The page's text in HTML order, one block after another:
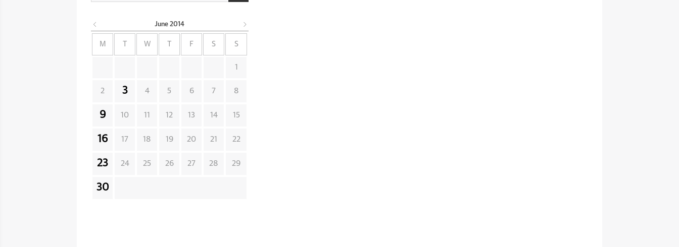
June 2014
M W F S S
1
2 3 4 5 6 7 8
9 10 11 12 13 14 15
16 17 18 19 20 21 22
23 24 25 26 27 28 29
30